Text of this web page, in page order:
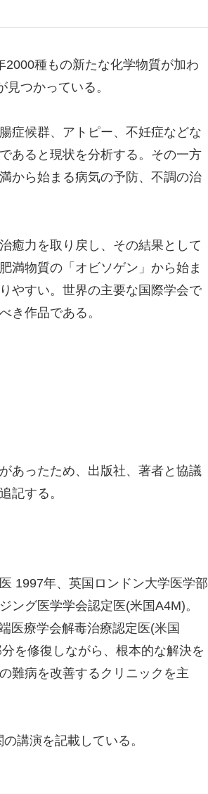
種もの新たな化学物質が加わ
つかっている。
症候群、アトピー、不妊症などな
あると現状を分析する。その一方
から始まる病気の予防、不調の治
癒力を取り戻し、その結果として
満物質の「オビソゲン」から始ま
やすい。世界の主要な国際学会で
き作品である。
あったため、出版社、著者と協議
記する。
1997年、英国ロンドン大学医学部
ング医学学会認定医(米国A4M)。
医療学会解毒治療認定医(米国
を修復しながら、根本的な解決を
難病を改善するクリニックを主
講演を記載している。